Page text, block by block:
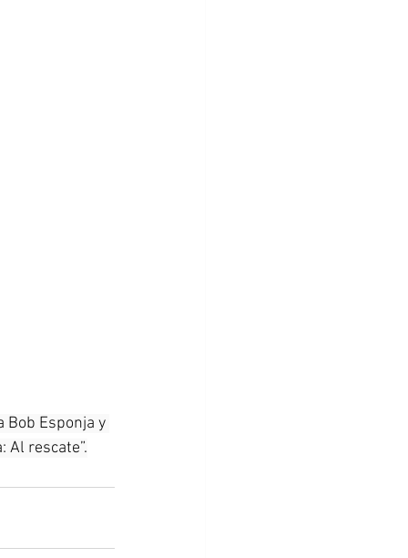
Bob Esponja y
Al rescate”.